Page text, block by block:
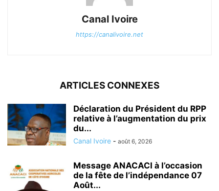
Canal Ivoire
https://canalivoire.net
ARTICLES CONNEXES
Déclaration du Président du RPP
relative à l’augmentation du prix
du...
Canal Ivoire - août 6, 2026
Message ANACACI à l’occasion
de la fête de l’indépendance 07
Août...